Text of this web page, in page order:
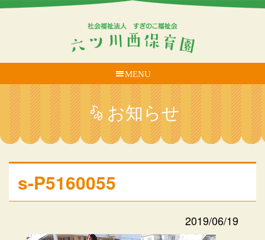
MENU
お知らせ
s-P5160055
2019/06/19